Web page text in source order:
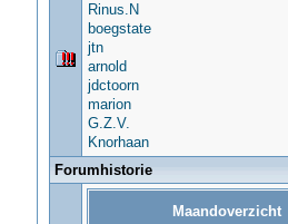
Rinus.N
boegstate
jtn
arnold
jdctoorn
marion
G.Z.V.
Knorhaan
Forumhistorie
Maandoverzicht